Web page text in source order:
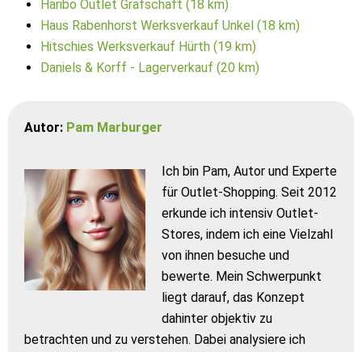
Haribo Outlet Grafschaft (18 km)
Haus Rabenhorst Werksverkauf Unkel (18 km)
Hitschies Werksverkauf Hürth (19 km)
Daniels & Korff - Lagerverkauf (20 km)
Autor: Pam Marburger
Ich bin Pam, Autor und Experte
für Outlet-Shopping. Seit 2012
erkunde ich intensiv Outlet-
Stores, indem ich eine Vielzahl
von ihnen besuche und
bewerte. Mein Schwerpunkt
liegt darauf, das Konzept
dahinter objektiv zu
betrachten und zu verstehen. Dabei analysiere ich